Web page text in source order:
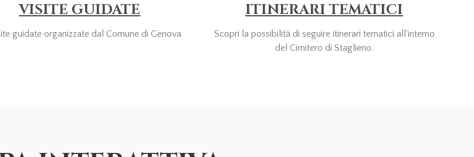
VISITE GUIDATE
guidate organizzate dal Comune di Genova
ITINERARI TEMATICI
Scopri la possibilità di seguire itinerari tematici all'interno
del Cimitero di Staglieno.